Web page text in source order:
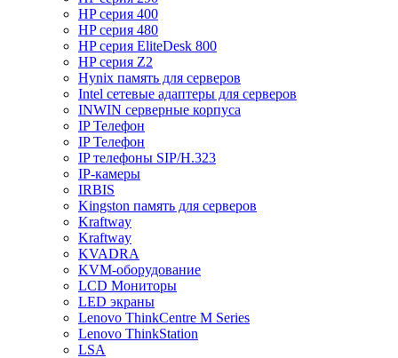
HP серия 400
HP серия 480
HP серия EliteDesk 800
HP серия Z2
Hynix память для серверов
Intel сетевые адаптеры для серверов
INWIN серверные корпуса
IP Телефон
IP Телефон
IP телефоны SIP/H.323
IP-камеры
IRBIS
Kingston память для серверов
Kraftway
Kraftway
KVADRA
KVM-оборудование
LCD Мониторы
LED экраны
Lenovo ThinkCentre M Series
Lenovo ThinkStation
LSA